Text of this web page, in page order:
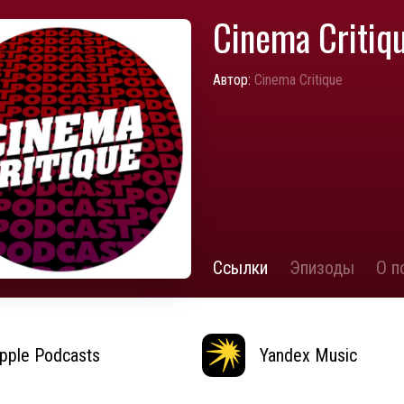
Cinema
Автор: Cinema Critique
Ссылки Эпизоды О
Podcasts Yandex Music